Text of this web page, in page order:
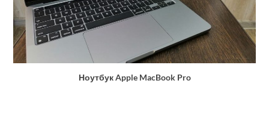
Ноутбук Apple MacBook Pro